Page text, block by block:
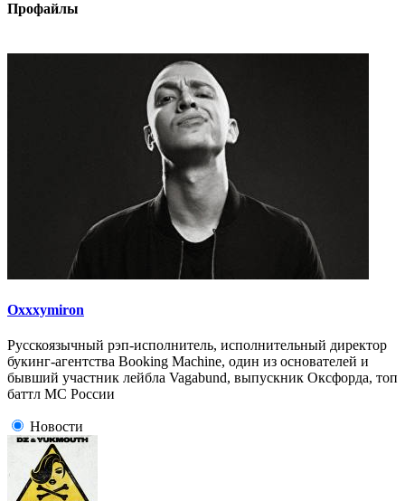
Профайлы
Oxxxymiron
Русскоязычный рэп-исполнитель, исполнительный директор
букинг-агентства Booking Machine, один из основателей и
бывший участник лейбла Vagabund, выпускник Оксфорда, топ
баттл МС России
Новости